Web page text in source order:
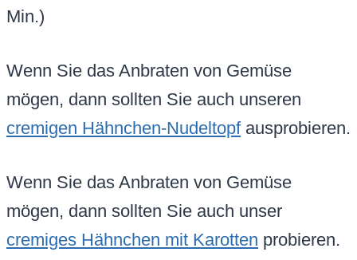
Min.)
Wenn Sie das Anbraten von Gemüse
mögen, dann sollten Sie auch unseren
cremigen Hähnchen-Nudeltopfausprobieren.
Wenn Sie das Anbraten von Gemüse
mögen, dann sollten Sie auch unser
cremiges Hähnchen mit Karotten probieren.